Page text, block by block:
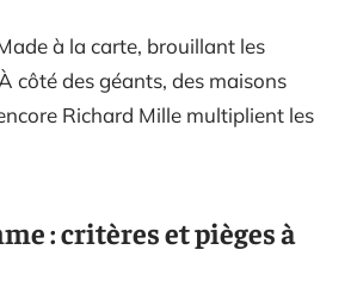
à la carte, brouillant les
côté des géants, des maisons
Richard Mille multiplient les
: critères et pièges à